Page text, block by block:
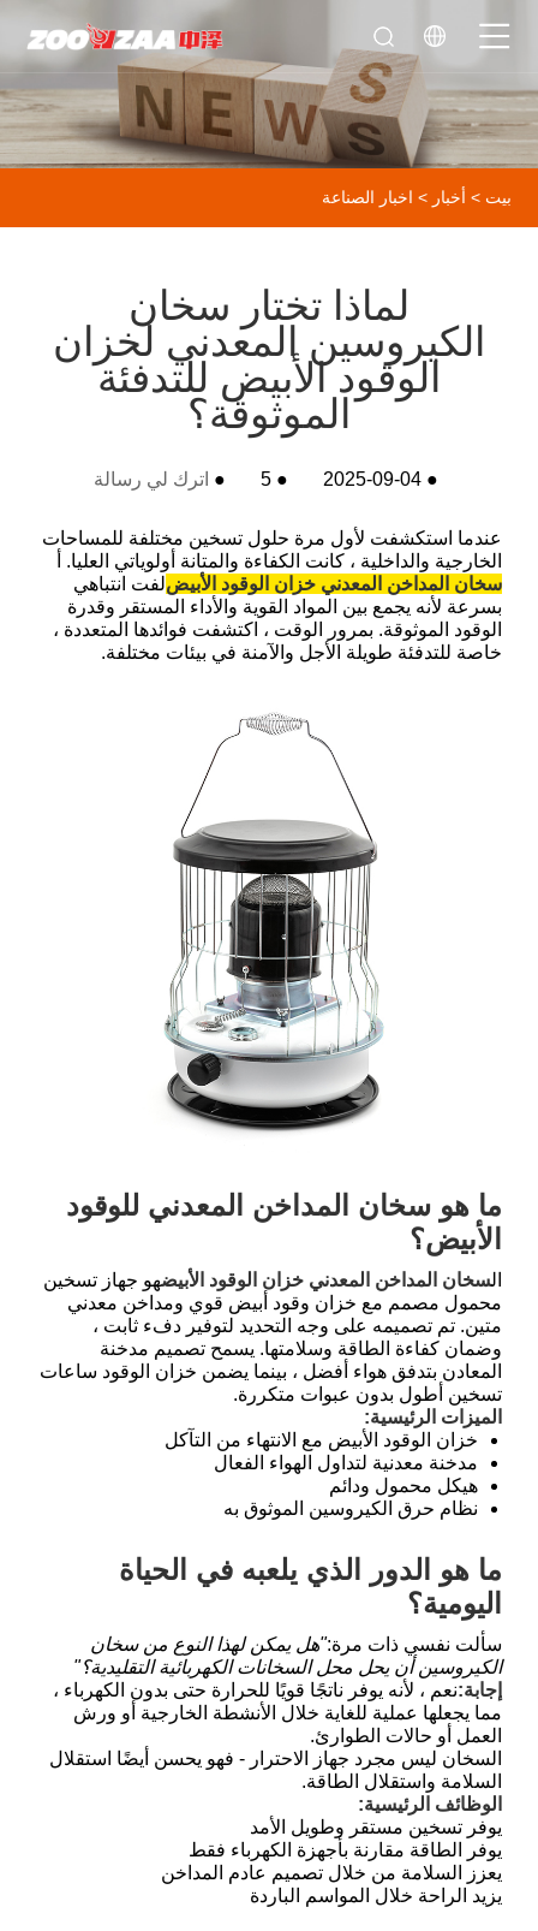
بيت > أخبار > اخبار الصناعة
لماذا تختار سخان
الكيروسين المعدني لخزان
الوقود الأبيض للتدفئة
الموثوقة؟
●
2025-09-04
●
5
● اترك لي رسالة
عندما استكشفت لأول مرة حلول تسخين مختلفة للمساحات
الخارجية والداخلية ، كانت الكفاءة والمتانة أولوياتي العليا. أ
سخان المداخن المعدني خزان الوقود الأبيضلفت انتباهي
بسرعة لأنه يجمع بين المواد القوية والأداء المستقر وقدرة
الوقود الموثوقة. بمرور الوقت ، اكتشفت فوائدها المتعددة ،
خاصة للتدفئة طويلة الأجل والآمنة في بيئات مختلفة.
ما هو سخان المداخن المعدني للوقود
الأبيض؟
السخان المداخن المعدني خزان الوقود الأبيضهو جهاز تسخين
محمول مصمم مع خزان وقود أبيض قوي ومداخن معدني
متين. تم تصميمه على وجه التحديد لتوفير دفء ثابت ،
وضمان كفاءة الطاقة وسلامتها. يسمح تصميم مدخنة
المعادن بتدفق هواء أفضل ، بينما يضمن خزان الوقود ساعات
تسخين أطول بدون عبوات متكررة.
الميزات الرئيسية:
خزان الوقود الأبيض مع الانتهاء من التآكل
مدخنة معدنية لتداول الهواء الفعال
هيكل محمول ودائم
نظام حرق الكيروسين الموثوق به
ما هو الدور الذي يلعبه في الحياة
اليومية؟
سألت نفسي ذات مرة:"هل يمكن لهذا النوع من سخان
الكيروسين أن يحل محل السخانات الكهربائية التقليدية؟"
إجابة:نعم ، لأنه يوفر ناتجًا قويًا للحرارة حتى بدون الكهرباء ،
مما يجعلها عملية للغاية خلال الأنشطة الخارجية أو ورش
العمل أو حالات الطوارئ.
السخان ليس مجرد جهاز الاحترار - فهو يحسن أيضًا استقلال
السلامة واستقلال الطاقة.
الوظائف الرئيسية:
يوفر تسخين مستقر وطويل الأمد
يوفر الطاقة مقارنة بأجهزة الكهرباء فقط
يعزز السلامة من خلال تصميم عادم المداخن
يزيد الراحة خلال المواسم الباردة